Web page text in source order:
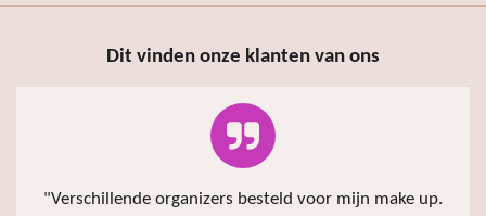
Dit vinden onze klanten van ons
"Verschillende organizers besteld voor mijn make up.